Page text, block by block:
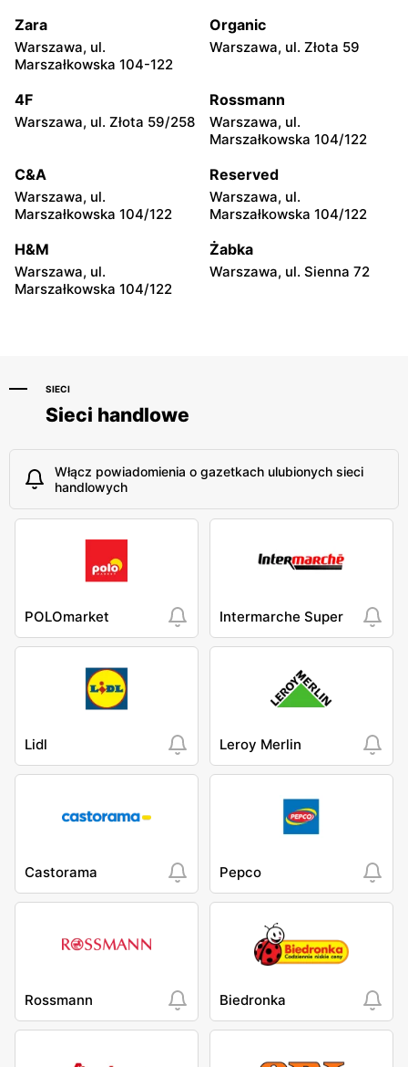
Górki, ul. Górki 71
Gumniska, ul. Gumniska
157C
Iwierzyce, ul. Iwierzyce
152A
Tczew, ul. Franciszka Żwirki
61
Hyżne, ul. Hyżne 100 Jarosław, ul. Pełkińska 147
moje sklepy moje sklepy
Zara
Warszawa, ul.
Marszałkowska 104-122
Organic
Warszawa, ul. Złota 59
4F
Warszawa, ul. Złota 59/258
Rossmann
Warszawa, ul.
Marszałkowska 104/122
C&A
Warszawa, ul.
Marszałkowska 104/122
Reserved
Warszawa, ul.
Marszałkowska 104/122
H&M
Warszawa, ul.
Marszałkowska 104/122
Żabka
Warszawa, ul. Sienna 72
SIECI
Sieci handlowe
Włącz powiadomienia o gazetkach ulubionych sieci
handlowych
POLOmarket Intermarche Super
Lidl Leroy Merlin
Castorama Pepco
Rossmann Biedronka